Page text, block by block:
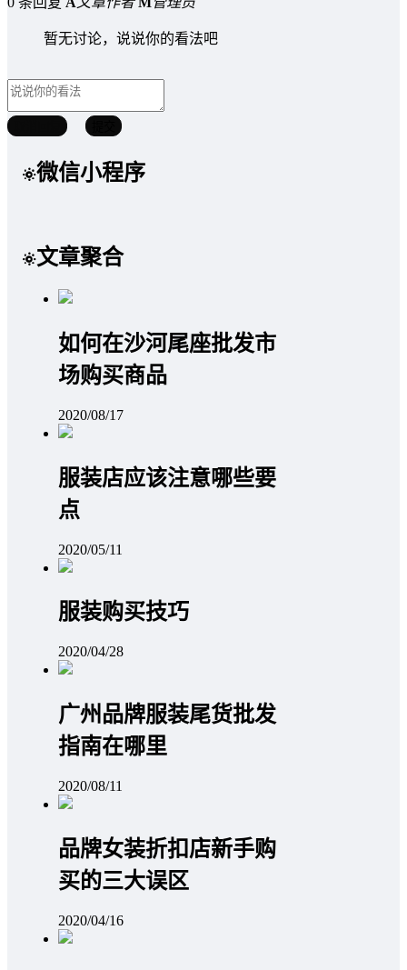
暂无讨论，说说你的看法吧
微信小程序
文章聚合
如何在沙河尾座批发市
场购买商品
2020/08/17
服装店应该注意哪些要
点
2020/05/11
服装购买技巧
2020/04/28
广州品牌服装尾货批发
指南在哪里
2020/08/11
品牌女装折扣店新手购
买的三大误区
2020/04/16